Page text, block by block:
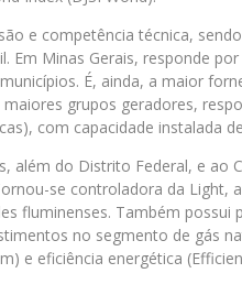
e competência técnica,
Minas Gerais, responde
É, ainda, a maior
grupos geradores,
com capacidade instalada
além do Distrito Federal, e ao
se controladora da Light,
fluminenses. Também possui
no segmento de gás
e eficiência energética